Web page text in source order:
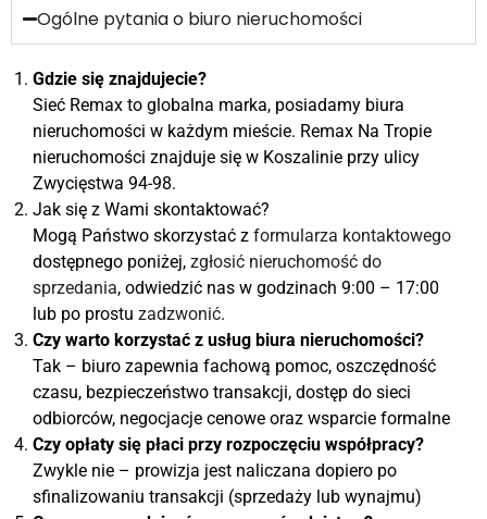
Ogólne pytania o biuro nieruchomości
Gdzie się znajdujecie?
Sieć Remax to globalna marka, posiadamy biura
nieruchomości w każdym mieście. Remax Na Tropie
nieruchomości znajduje się w Koszalinie przy ulicy
Zwycięstwa 94-98.
Jak się z Wami skontaktować?
Mogą Państwo skorzystać z formularza kontaktowego
dostępnego poniżej, zgłosić nieruchomość do
sprzedania, odwiedzić nas w godzinach 9:00 – 17:00
lub po prostu zadzwonić.
Czy warto korzystać z usług biura nieruchomości?
Tak – biuro zapewnia fachową pomoc, oszczędność
czasu, bezpieczeństwo transakcji, dostęp do sieci
odbiorców, negocjacje cenowe oraz wsparcie formalne
Czy opłaty się płaci przy rozpoczęciu współpracy?
Zwykle nie – prowizja jest naliczana dopiero po
sfinalizowaniu transakcji (sprzedaży lub wynajmu)